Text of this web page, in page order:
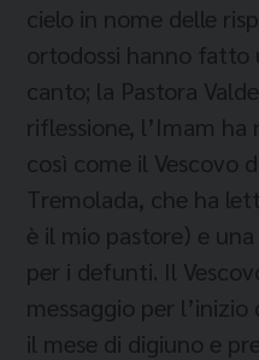
cielo in nome delle
ortodossi hanno fatto
canto; la Pastora
riflessione, l’Imam
così come il Vescovo
Tremolada, che ha
è il mio pastore) e
per i defunti. Il
messaggio per
il mese di digiuno e